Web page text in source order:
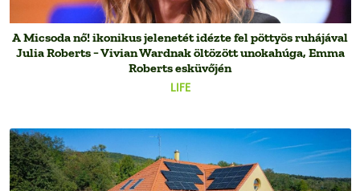
LIFE
A Micsoda nő! ikonikus jelenetét idézte fel pöttyös ruhájával
Julia Roberts − Vivian Wardnak öltözött unokahúga, Emma
Roberts esküvőjén